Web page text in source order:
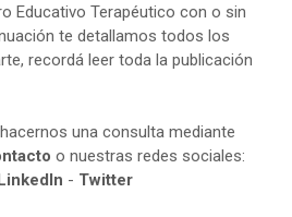
Educativo Terapéutico con o sin
te detallamos todos los
recordá leer toda la publicación
una consulta mediante
o nuestras redes sociales:
- Twitter